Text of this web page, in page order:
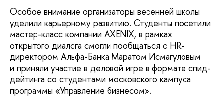
Особое внимание организаторы весенней школы
уделили карьерному развитию. Студенты посетили
мастер-класс компании AXENIX, в рамках
открытого диалога смогли пообщаться с HR-
директором Альфа-Банка Маратом Исмагуловым
и приняли участие в деловой игре в формате спид-
дейтинга со студентами московского кампуса
программы «Управление бизнесом».